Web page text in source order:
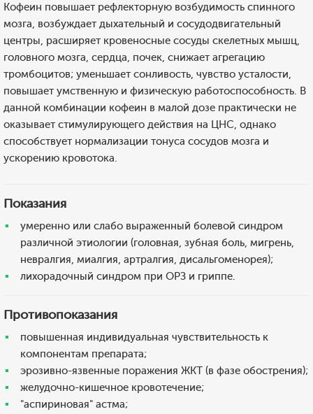
Кофеин повышает рефлекторную возбудимость спинного
мозга, возбуждает дыхательный и сосудодвигательный
центры, расширяет кровеносные сосуды скелетных мышц,
головного мозга, сердца, почек, снижает агрегацию
тромбоцитов; уменьшает сонливость, чувство усталости,
повышает умственную и физическую работоспособность. В
данной комбинации кофеин в малой дозе практически не
оказывает стимулирующего действия на ЦНС, однако
способствует нормализации тонуса сосудов мозга и
ускорению кровотока.
Показания
умеренно или слабо выраженный болевой синдром
различной этиологии (головная, зубная боль, мигрень,
невралгия, миалгия, артралгия, дисальгоменорея);
лихорадочный синдром при ОРЗ и гриппе.
Противопоказания
повышенная индивидуальная чувствительность к
компонентам препарата;
эрозивно-язвенные поражения ЖКТ (в фазе обострения);
желудочно-кишечное кровотечение;
"аспириновая" астма;